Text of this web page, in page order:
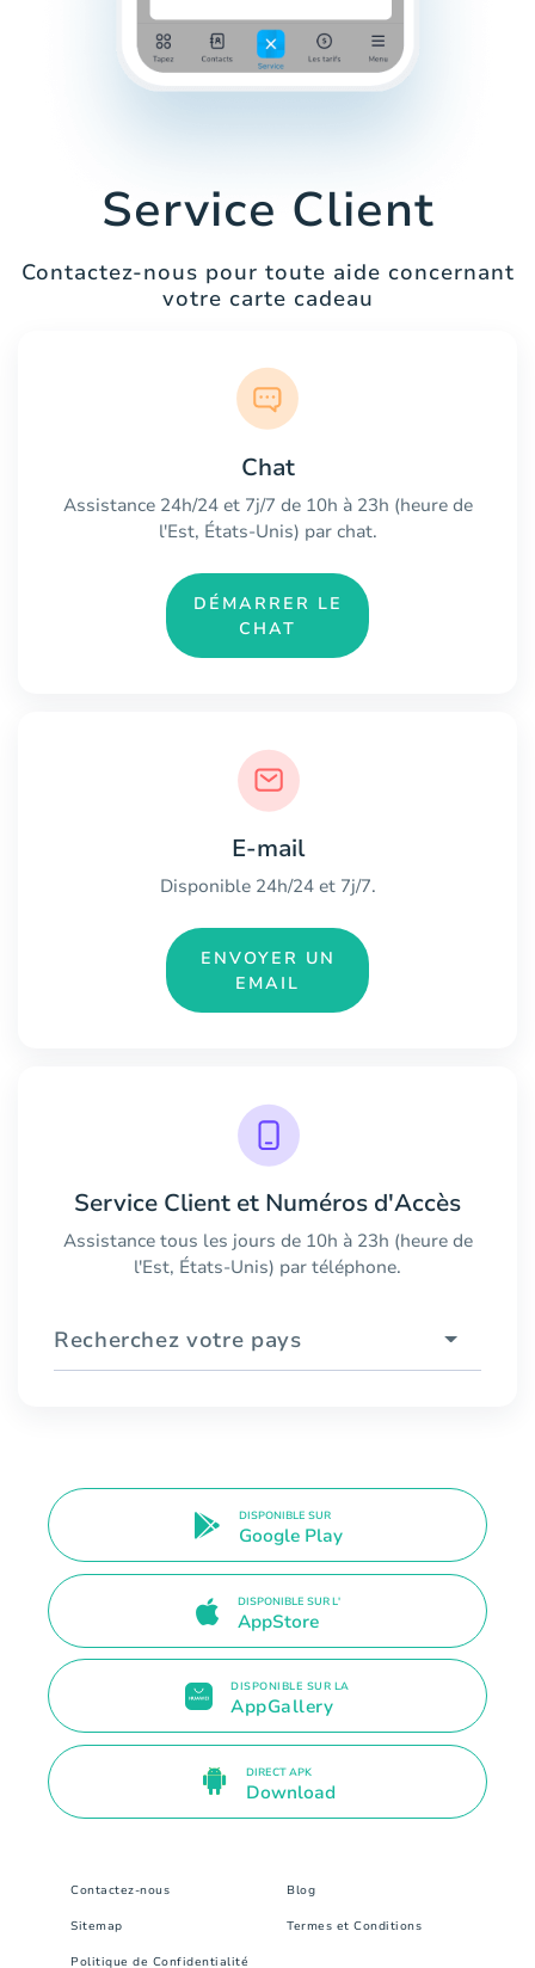
Service Client
Contactez-nous pour toute aide concernant
votre carte cadeau
Chat
Assistance 24h/24 et 7j/7 de 10h à 23h (heure de
l'Est, États-Unis) par chat.
DÉMARRER LE
CHAT
E-mail
Disponible 24h/24 et 7j/7.
ENVOYER UN
EMAIL
Service Client et Numéros d'Accès
Assistance tous les jours de 10h à 23h (heure de
l'Est, États-Unis) par téléphone.
Recherchez votre pays
DISPONIBLE SUR
Google Play
DISPONIBLE SUR L'
AppStore
DISPONIBLE SUR LA
AppGallery
DIRECT APK
Download
Contactez-nous Blog
Sitemap Termes et Conditions
Politique de Confidentialité